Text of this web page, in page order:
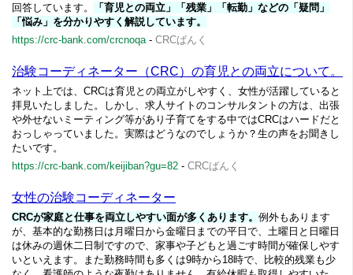
回答しています。
「育児との両立」「残業」「転勤」などの「疑問」
「悩み」を分かりやすく解説しています。
https://crc-bank.com/crcnoqa - CRCばんく
治験コーディネーター（CRC）の育児との両立について。
ネット上では、CRCは育児との両立がしやすく、女性が活躍していると
拝見いたしました。しかし、求人サイトのコンサルタントの方は、出張
や外せないミーティング等があり子育てをする中ではCRCはハードだと
おっしゃっていました。実際はどうなのでしょうか？生の声をお聞きし
たいです。
https://crc-bank.com/keijiban?gu=82 - CRCばんく
女性の治験コーディネーター
CRCが家庭と仕事を両立しやすい面が多くあります。 例外もあります
が、基本的な勤務日は月曜日から金曜日までの平日で、土曜日と日曜日
は休みの週休二日制ですので、家事や子どもと過ごす時間が確保しやす
いといえます。また勤務時間も多くは9時から18時で、比較的残業も少